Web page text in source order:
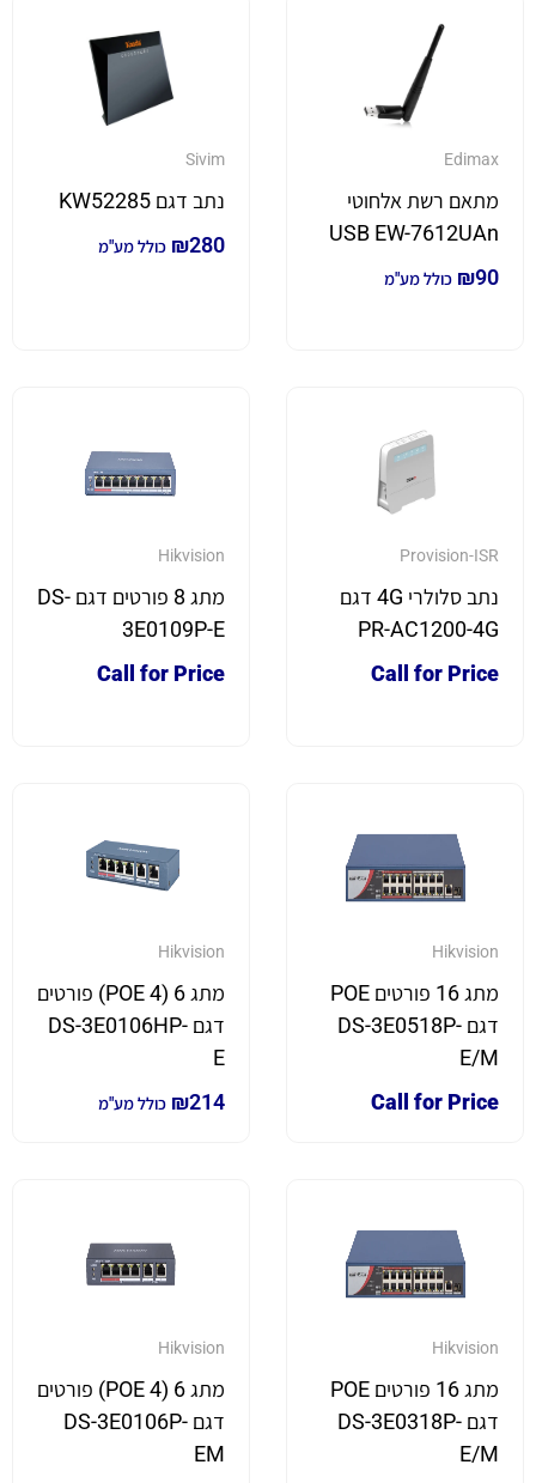
Edimax
מתאם רשת אלחוטי
USB EW-7612UAn
₪90 כולל מע"מ
Sivim
נתב דגם KW52285
₪280 כולל מע"מ
Provision-ISR
נתב סלולרי 4G דגם
PR-AC1200-4G
Call for Price
Hikvision
מתג 8 פורטים דגם DS-
3E0109P-E
Call for Price
Hikvision
מתג 16 פורטים POE
דגם DS-3E0518P-
E/M
Call for Price
Hikvision
מתג 6 (4 POE) פורטים
דגם DS-3E0106HP-
E
₪214 כולל מע"מ
Hikvision
מתג 16 פורטים POE
דגם DS-3E0318P-
E/M
Hikvision
מתג 6 (4 POE) פורטים
דגם DS-3E0106P-
EM